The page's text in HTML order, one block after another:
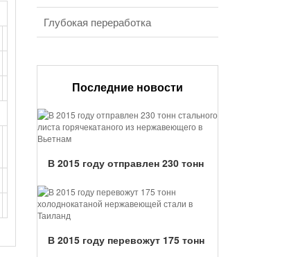
Глубокая переработка
Последние новости
В 2015 году отправлен 230 тонн
нержавеющего в Вьетнам...
В 2015 году перевожут 175 тонн